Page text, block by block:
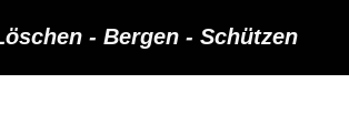
- Bergen - Schützen